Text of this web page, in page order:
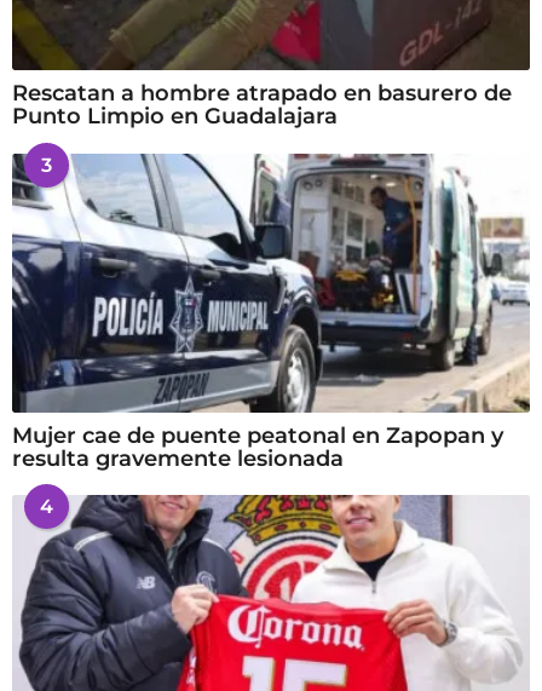
Rescatan a hombre atrapado en basurero de
Punto Limpio en Guadalajara
3
Mujer cae de puente peatonal en Zapopan y
resulta gravemente lesionada
4